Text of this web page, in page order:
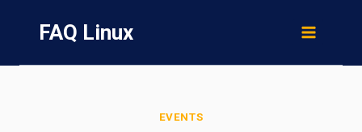
content
FAQ Linux
EVENTS